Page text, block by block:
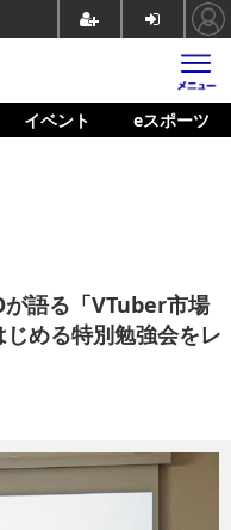
イベント eスポーツ
が語る「VTuber市場
める特別勉強会をレ